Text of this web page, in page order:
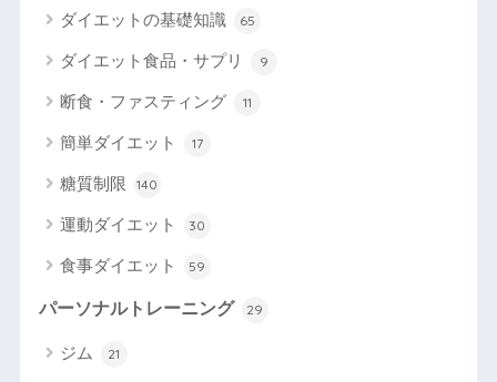
ダイエットの基礎知識 65
ダイエット食品・サプリ 9
断食・ファスティング 11
簡単ダイエット 17
糖質制限 140
運動ダイエット 30
食事ダイエット 59
パーソナルトレーニング 29
ジム 21